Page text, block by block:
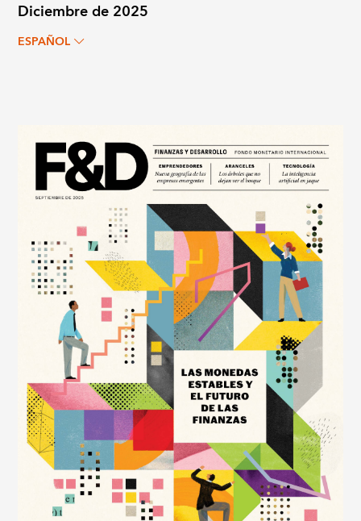
Diciembre de 2025
ESPAÑOL